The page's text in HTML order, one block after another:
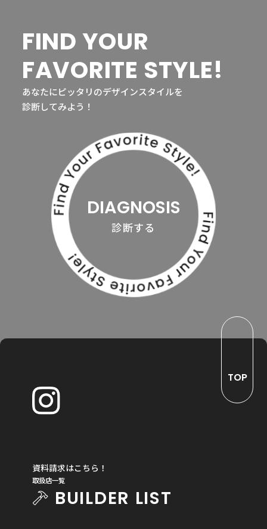
FIND YOUR
FAVORITE STYLE!
あなたにピッタリのデザインスタイルを
診断してみよう！
DIAGNOSIS
診断する
資料請求はこちら！
取扱店一覧
BUILDER LIST
TOP